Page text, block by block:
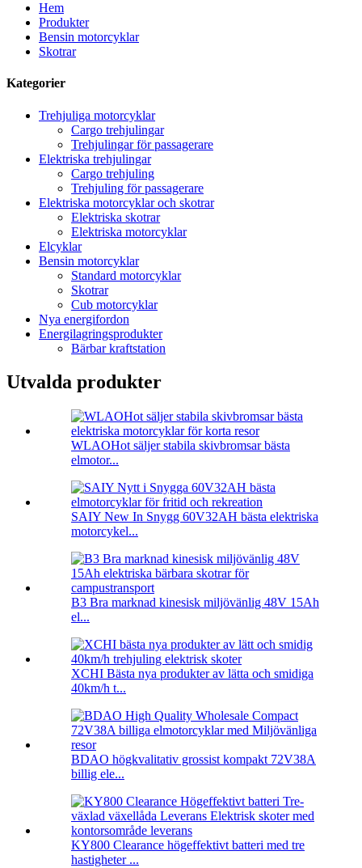
Hem
Produkter
Bensin motorcyklar
Skotrar
Kategorier
Trehjuliga motorcyklar
Cargo trehjulingar
Trehjulingar för passagerare
Elektriska trehjulingar
Cargo trehjuling
Trehjuling för passagerare
Elektriska motorcyklar och skotrar
Elektriska skotrar
Elektriska motorcyklar
Elcyklar
Bensin motorcyklar
Standard motorcyklar
Skotrar
Cub motorcyklar
Nya energifordon
Energilagringsprodukter
Bärbar kraftstation
Utvalda produkter
WLAOHot säljer stabila skivbromsar bästa
elmotor...
SAIY New In Snygg 60V32AH bästa elektriska
motorcykel...
B3 Bra marknad kinesisk miljövänlig 48V 15Ah
el...
XCHI Bästa nya produkter av lätta och smidiga
40km/h t...
BDAO högkvalitativ grossist kompakt 72V38A
billig ele...
KY800 Clearance högeffektivt batteri med tre
hastigheter ...